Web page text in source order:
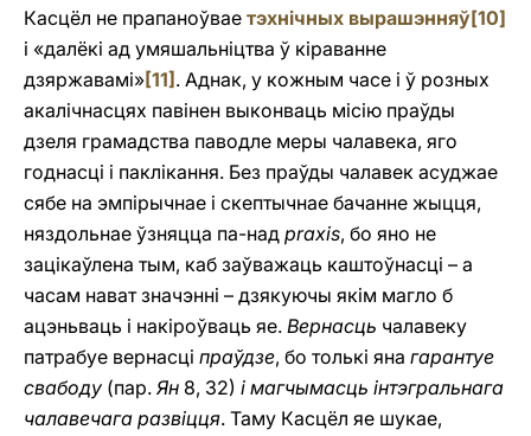
Касцёл не прапаноўвае тэхнічных вырашэнняў[10]
i «далёкі ад умяшальніцтва ў кіраванне
дзяржавамі»[11] . Аднак, у кожным часе i ў розных
акалічнасцях павінен выконваць місію праўды
дзеля грамадства паводле меры чалавека, яго
годнасці і паклікання. Без праўды чалавек асуджае
сябе на эмпірычнае i скептычнае бачанне жыцця,
няздольнае ўзняцца па-над praxis, бо яно не
зацікаўлена тым, каб заўважаць каштоўнасці – а
часам нават значэнні – дзякуючы якім магло б
ацэньваць і накіроўваць яе. Вернасць чалавеку
патрабуе вернасці праўдзе, бо толькі яна гарантуе
свабоду (пар. Ян 8, 32) i магчымасць інтэгральнага
чалавечага развіцця. Таму Касцёл яе шукае,